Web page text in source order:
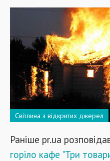
Світлина з відкритих джерел
Раніше pr.ua
горіло кафе "Три